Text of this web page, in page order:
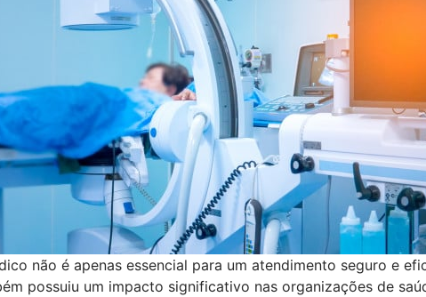
não é apenas essencial para um atendimento seguro e
possuiu um impacto significativo nas organizações de